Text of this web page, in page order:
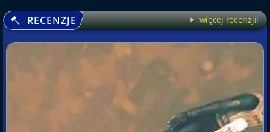
RECENZJE więcej recenzjii